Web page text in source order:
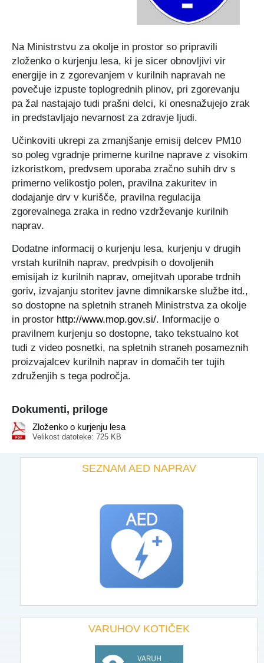
Na Ministrstvu za okolje in prostor so pripravili
zloženko o kurjenju lesa, ki je sicer obnovljivi vir
energije in z zgorevanjem v kurilnih napravah ne
povečuje izpuste toplogrednih plinov, pri zgorevanju
pa žal nastajajo tudi prašni delci, ki onesnažujejo zrak
in predstavljajo nevarnost za zdravje ljudi.
Učinkoviti ukrepi za zmanjšanje emisij delcev PM10
so poleg vgradnje primerne kurilne naprave z visokim
izkoristkom, predvsem uporaba zračno suhih drv s
primerno velikostjo polen, pravilna zakuritev in
dodajanje drv v kurišče, pravilna regulacija
zgorevalnega zraka in redno vzdrževanje kurilnih
naprav.
Dodatne informacij o kurjenju lesa, kurjenju v drugih
vrstah kurilnih naprav, predvpisih o dovoljenih
emisijah iz kurilnih naprav, omejitvah uporabe trdnih
goriv, izvajanju storitev javne dimnikarske službe itd.,
so dostopne na spletnih straneh Ministrstva za okolje
in prostor http://www.mop.gov.si/. Informacije o
pravilnem kurjenju so dostopne, tako tekstualno kot
tudi z video posnetki, na spletnih straneh posameznih
proizvajalcev kurilnih naprav in domačih ter tujih
združenjih s tega področja.
Dokumenti, priloge
Zloženko o kurjenju lesa
Velikost datoteke: 725 KB
SEZNAM AED NAPRAV
VARUHOV KOTIČEK
Turistična ponudba
Zbornik Občine Vodice
Lokalne volitve 2022
Predlogi predpisov v javni obravnavi
Javno podjetje Komunala Vodice, d.o.o.
Začasni zbirni center
e-Tržnica lokalnih ponudnikov hrane
RRA LUR (LAS Za mesto in vas)
Mediji o občini Vodice
Kopitarjev glas
Galerija slik
Medobčinski inšpektorat in redarstvo
Organigram občine